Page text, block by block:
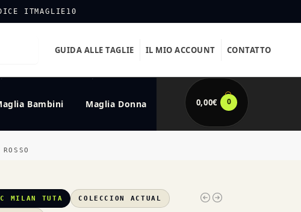
ITMAGLIE10
GUIDA ALLE TAGLIE IL MIO ACCOUNT CONTATTO
Bambini Maglia Donna 0,00€ 0
MILAN TUTA COLECCION ACTUAL